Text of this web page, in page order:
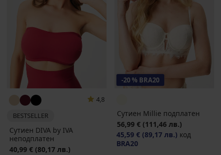
4,8
BESTSELLER
Сутиен DIVA by IVA
неподплатен
40,99 € (80,17 лв.)
-20 % BRA20
Сутиен Millie подплатен
56,99 € (111,46 лв.)
45,59 € (89,17 лв.) код
BRA20